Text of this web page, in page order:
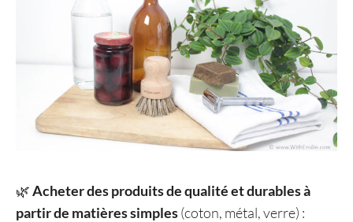
🌿Acheter des produits de qualité et durables à
partir de matières simples(coton, métal, verre) :